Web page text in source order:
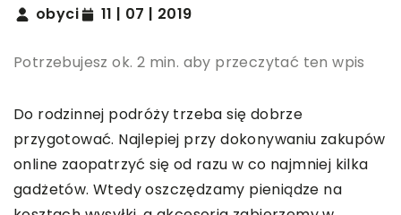
obyci 11 | 07 | 2019
Potrzebujesz ok. 2 min. aby przeczytać ten wpis
Do rodzinnej podróży trzeba się dobrze
przygotować. Najlepiej przy dokonywaniu zakupów
online zaopatrzyć się od razu w co najmniej kilka
gadżetów. Wtedy oszczędzamy pieniądze na